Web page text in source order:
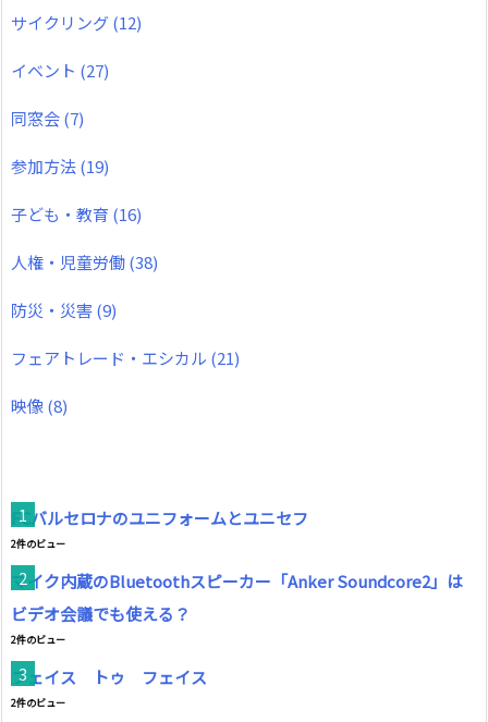
サイクリング(12)
イベント (27)
同窓会(7)
参加方法(19)
子ども・教育 (16)
人権・児童労働(38)
防災・災害(9)
フェアトレード・エシカル (21)
映像(8)
FCバルセロナのユニフォームとユニセフ
2件のビュー
マイク内蔵のBluetoothスピーカー「Anker Soundcore2」は
ビデオ会議でも使える？
2件のビュー
フェイス トゥ フェイス
2件のビュー